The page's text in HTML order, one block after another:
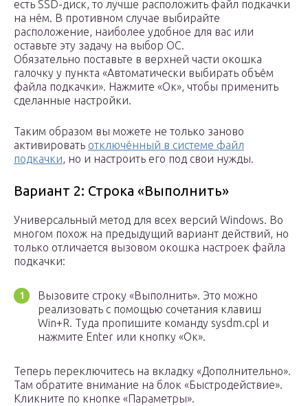
есть SSD-диск, то лучше расположить файл подкачки
на нём. В противном случае выбирайте
расположение, наиболее удобное для вас или
оставьте эту задачу на выбор ОС.
Обязательно поставьте в верхней части окошка
галочку у пункта «Автоматически выбирать объём
файла подкачки». Нажмите «Ок», чтобы применить
сделанные настройки.
Таким образом вы можете не только заново
активировать отключённый в системе файл
подкачки, но и настроить его под свои нужды.
Вариант 2: Строка «Выполнить»
Универсальный метод для всех версий Windows. Во
многом похож на предыдущий вариант действий, но
только отличается вызовом окошка настроек файла
подкачки:
Вызовите строку «Выполнить». Это можно
реализовать с помощью сочетания клавиш
Win+R. Туда пропишите команду sysdm.cpl и
нажмите Enter или кнопку «Ок».
Теперь переключитесь на вкладку «Дополнительно».
Там обратите внимание на блок «Быстродействие».
Кликните по кнопке «Параметры».